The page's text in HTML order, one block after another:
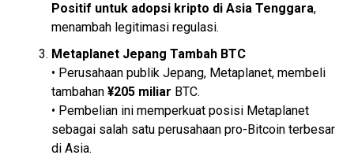
Positif untuk adopsi kripto di Asia Tenggara,
menambah legitimasi regulasi.
Metaplanet Jepang Tambah BTC
• Perusahaan publik Jepang, Metaplanet, membeli
tambahan ¥205 miliar BTC.
• Pembelian ini memperkuat posisi Metaplanet
sebagai salah satu perusahaan pro-Bitcoin terbesar
di Asia.